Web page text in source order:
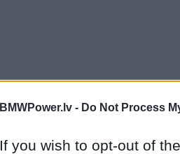
BMWPower.lv - Do Not Process
If you wish to opt-out of